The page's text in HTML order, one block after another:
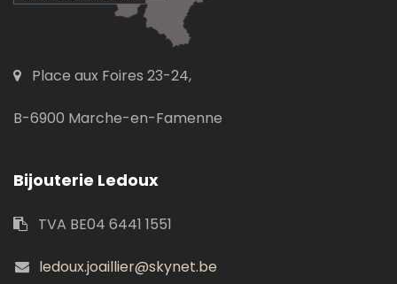
Place aux Foires 23-24,
B-6900 Marche-en-Famenne
Bijouterie Ledoux
TVA BE04 6441 1551
ledoux.joaillier@skynet.be